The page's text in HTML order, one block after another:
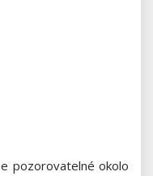
pozorovatelné okolo